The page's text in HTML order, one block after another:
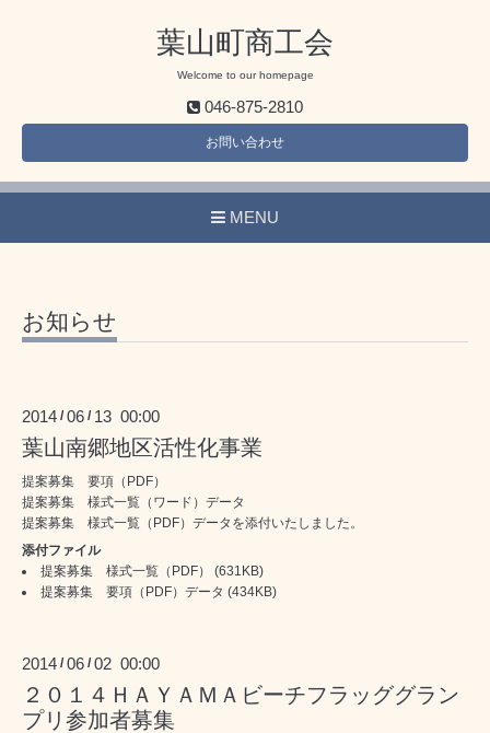
葉山町商工会
Welcome to our homepage
046-875-2810
お問い合わせ
MENU
お知らせ
2014 /06 / 13 00:00
葉山南郷地区活性化事業
提案募集 要項（PDF）
提案募集 様式一覧（ワード）データ
提案募集 様式一覧（PDF）データを添付いたしました。
添付ファイル
提案募集 様式一覧（PDF）
(631KB)
提案募集 要項（PDF）データ (434KB)
2014 /06 /02 00:00
２０１４ＨＡＹＡＭＡビーチフラッググラン
プリ参加者募集